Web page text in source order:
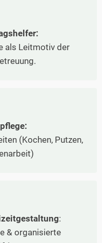
als Leitmotiv der
(Kochen, Putzen,
:
& organisierte